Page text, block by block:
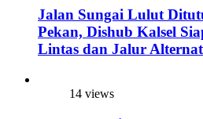
Jalan Sungai Lulut
Pekan, Dishub Kalsel
Lintas dan Jalur
14 views